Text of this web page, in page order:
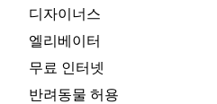
디자이너스
엘리베이터
무료 인터넷
반려동물 허용